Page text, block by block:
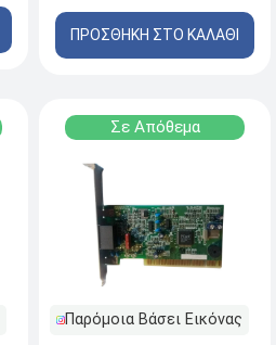
ΠΡΟΣΘΗΚΗ ΣΤΟ ΚΑΛΑΘΙ
Σε Απόθεμα
Παρόμοια Βάσει Εικόνας